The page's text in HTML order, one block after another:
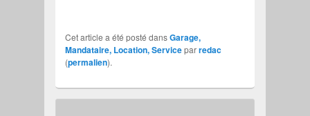
Cet article a été posté dansGarage,
Mandataire, Location, Serviceparredac
(permalien).